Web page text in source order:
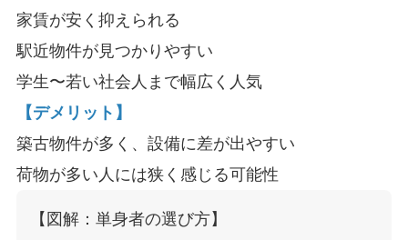
家賃が安く抑えられる
駅近物件が見つかりやすい
学生〜若い社会人まで幅広く人気
【デメリット】
築古物件が多く、設備に差が出やすい
荷物が多い人には狭く感じる可能性
【図解：単身者の選び方】